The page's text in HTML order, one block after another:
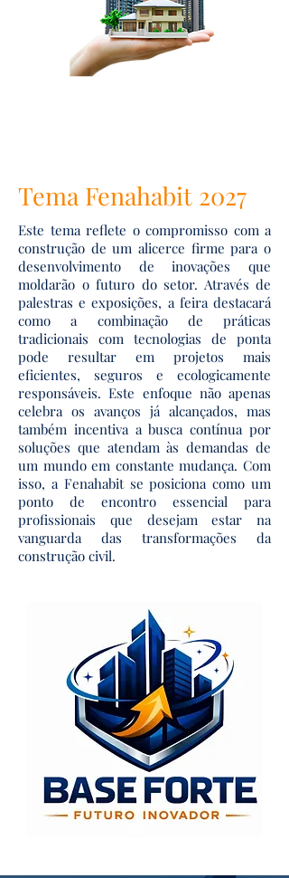
Tema Fenahabit 2027
Este tema reflete o compromisso com a
construção de um alicerce firme para o
desenvolvimento de inovações que
moldarão o futuro do setor. Através de
palestras e exposições, a feira destacará
como a combinação de práticas
tradicionais com tecnologias de ponta
pode resultar em projetos mais
eficientes, seguros e ecologicamente
responsáveis. Este enfoque não apenas
celebra os avanços já alcançados, mas
também incentiva a busca contínua por
soluções que atendam às demandas de
um mundo em constante mudança. Com
isso, a Fenahabit se posiciona como um
ponto de encontro essencial para
profissionais que desejam estar na
vanguarda das transformações da
construção civil.